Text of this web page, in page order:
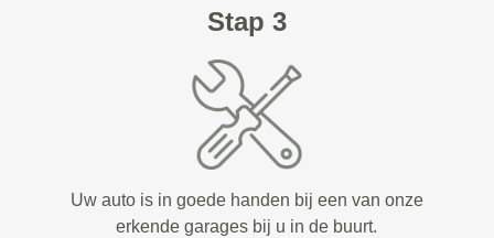
Stap 3
Uw auto is in goede handen bij een van onze
erkende garages bij u in de buurt.